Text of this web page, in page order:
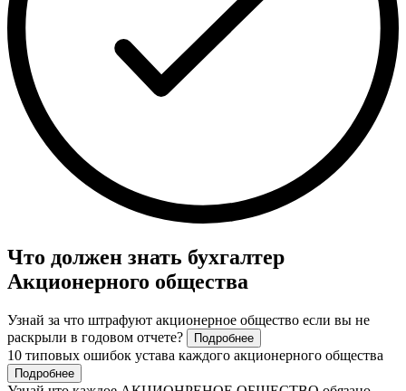
Что должен знать бухгалтер
Акционерного общества
Узнай за что штрафуют акционерное общество если вы не
раскрыли в годовом отчете?
Подробнее
10 типовых ошибок устава каждого акционерного общества
Подробнее